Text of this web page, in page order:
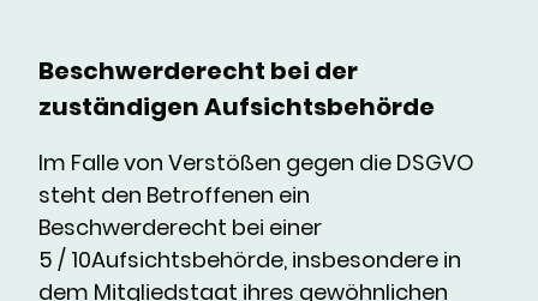
Beschwerderecht bei der
zuständigen Aufsichtsbehörde
Im Falle von Verstößen gegen die DSGVO
steht den Betroffenen ein
Beschwerderecht bei einer
5 / 10Aufsichtsbehörde, insbesondere in
dem Mitgliedstaat ihres gewöhnlichen